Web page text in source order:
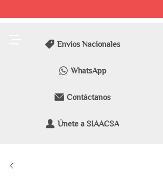
Envíos Nacionales
WhatsApp
Contáctanos
Únete a SIAACSA